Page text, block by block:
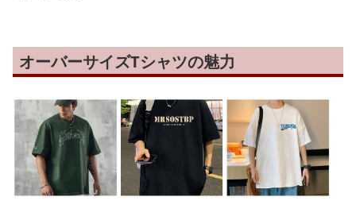
オーバーサイズTシャツの魅力